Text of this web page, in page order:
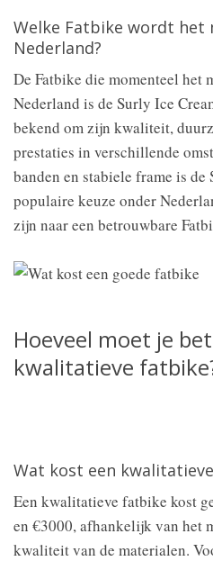
Welke Fatbike wordt het
Nederland?
De Fatbike die momenteel het
Nederland is de Surly Ice
bekend om zijn kwaliteit,
prestaties in verschillende
banden en stabiele frame is
populaire keuze onder
zijn naar een betrouwbare
Hoeveel moet je
kwalitatieve
Wat kost een
Een kwalitatieve fatbike kost
en €3000, afhankelijk van het
kwaliteit van de materialen.